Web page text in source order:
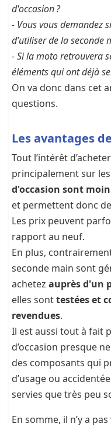
d'occasion ?
- Vous vous demandez
d’utiliser de la seconde
- Si la moto retrouvera
éléments qui ont déjà
On va donc dans cet
questions.
Les avantages
Tout l’intérêt
principalement sur les
d'occasion sont
et permettent donc
Les prix peuvent
rapport au neuf.
En plus,
seconde main sont
achetez auprès d'un
elles sonttestées et
revendues.
Il est aussi tout à fait
d’occasion presque
des composants qui
d’usage ou
servies que très peu
En somme, il n’y a